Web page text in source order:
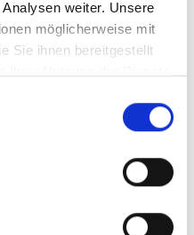
weiter. Unsere
möglicherweise mit
Sie ihnen bereitgestellt